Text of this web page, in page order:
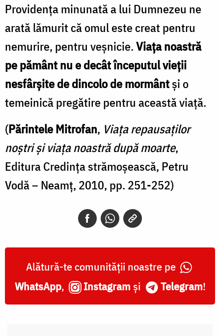
Providența minunată a lui Dumnezeu ne
arată lămurit că omul este creat pentru
nemurire, pentru veșnicie.Viața noastră
pe pământ nu e decât începutul vieții
nesfârșite de dincolo de mormântși o
temeinică pregătire pentru această viață.
(Părintele Mitrofan, Viața repausaților
noștri și viața noastră după moarte,
Editura Credința strămoșească, Petru
Vodă – Neamț, 2010, pp. 251-252)
Alătură-te comunității noastre pe
WhatsApp, Instagram și Telegram!